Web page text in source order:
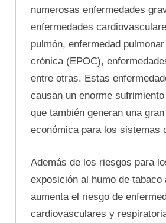
numerosas enfermedades
enfermedades
pulmón, enfermedad
crónica (EPOC),
entre otras. Estas
causan un enorme
que también generan una
económica para los sistemas
Además de los riesgos para
exposición al humo de tabaco
aumenta el riesgo de
cardiovasculares y